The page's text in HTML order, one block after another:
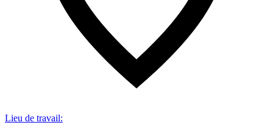
Lieu de travail: